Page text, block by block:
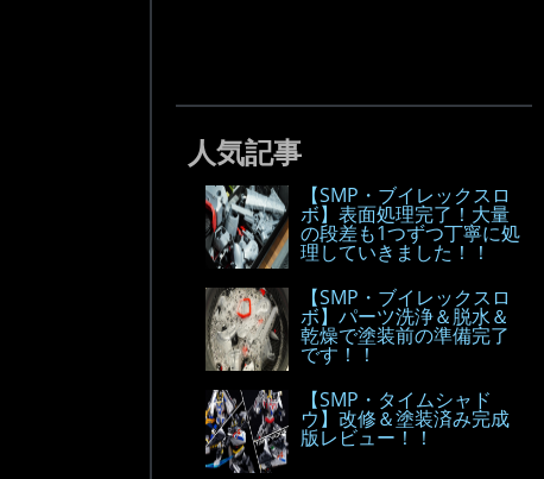
人気記事
【SMP・ブイレックスロ
ボ】表面処理完了！大量
の段差も1つずつ丁寧に処
理していきました！！
【SMP・ブイレックスロ
ボ】パーツ洗浄＆脱水＆
乾燥で塗装前の準備完了
です！！
【SMP・タイムシャド
ウ】改修＆塗装済み完成
版レビュー！！